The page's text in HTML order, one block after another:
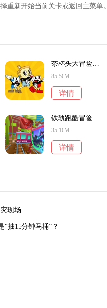
重新开始当前关卡或返回主菜单。
茶杯头大冒险解谜
85.50M
详情
铁轨跑酷冒险
35.10M
详情
现场
抽15分钟马桶”？‌